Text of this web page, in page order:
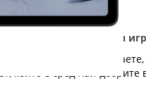
таблет за работа и
учите или
който е сред най-добрите